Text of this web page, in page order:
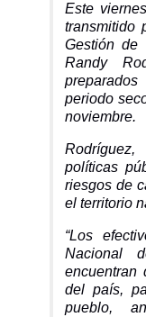
Este
transmitido
Gestión de
Randy
periodo
noviembre.
políticas
riesgos de
el territorio
“Los
Nacional
encuentran
del país,
pueblo,